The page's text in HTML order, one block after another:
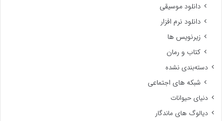
دانلود موسیقی
دانلود نرم افزار
زیرنویس ها
کتاب و رمان
دسته‌بندی نشده
شبکه های اجتماعی
دنیای حیوانات
دیالوگ های ماندگار